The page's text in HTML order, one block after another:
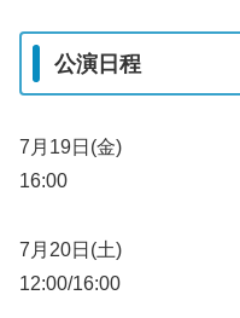
公演日程
7月19日(金)
16:00
7月20日(土)
12:00/16:00